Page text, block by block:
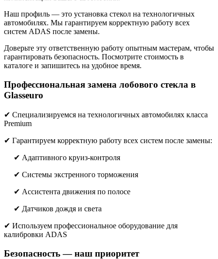
Наш профиль — это установка стекол на технологичных
автомобилях. Мы гарантируем корректную работу всех
систем ADAS после замены.
Доверьте эту ответственную работу опытным мастерам, чтобы
гарантировать безопасность. Посмотрите стоимость в
каталоге и запишитесь на удобное время.
Профессиональная замена лобового стекла в
Glasseuro
✔ Специализируемся на технологичных автомобилях класса
Premium
✔ Гарантируем корректную работу всех систем после замены:
✔ Адаптивного круиз-контроля
✔ Системы экстренного торможения
✔ Ассистента движения по полосе
✔ Датчиков дождя и света
✔ Используем профессиональное оборудование для
калибровки ADAS
Безопасность — наш приоритет